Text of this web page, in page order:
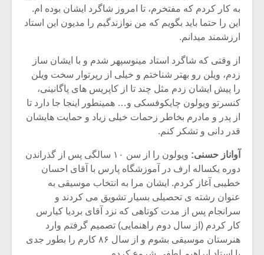
به کار کردم که مفتخرم، تا امروز شاگرد ایشان بوده ام.
این را حتما باید بگویم که من نوازندگیم را مدیون این استاد
ارزشمند میدانم.
از وقتی که شاگرد استاد مینوسپهر شدم و با ایشان ساز
زدم، ویلن رو بهتر شناختم و خیلی از رپرتوار سخت ویلن
را پیش ایشان زدم مثل چند تا از کاپریس های پاگانینی،
کنسرتو ویولون چایکوفسکی و… همینطور اینجا جا دارد تا
از پدر و مادرم بخاطر زحمات خیلی زیاد و حمایت هایشان
قدر دانی و تشکر کنم.
آواناز حسنی:
ویولون را از سن ۱۰ سالگی پس از گذراندن
دوره یکساله ارف در آموزشگاه پارس با آقای احسان
خطیبی آغاز کردم. ایشان مرا به انتخاب موسیقی به
عنوان رشته ی تحصیلی بسیار تشویق می کردند و
سرانجام پس از مدت کوتاهی که نزد آقای بردیا کیارس
کار کردم (از سال دوم راهنمایی) تصمیم گرفتم وارد
هنرستان موسیقی بشوم و از سال ۸۶ کارم را بطور جدی
میکلوش روژا
یادداشتی بر موسیقی
متن فیلم «متری
شیش و نیم»
اگر نمی توانی
مشهورترین باشی،
بدنام ترین باش
موریس ژار
دوره